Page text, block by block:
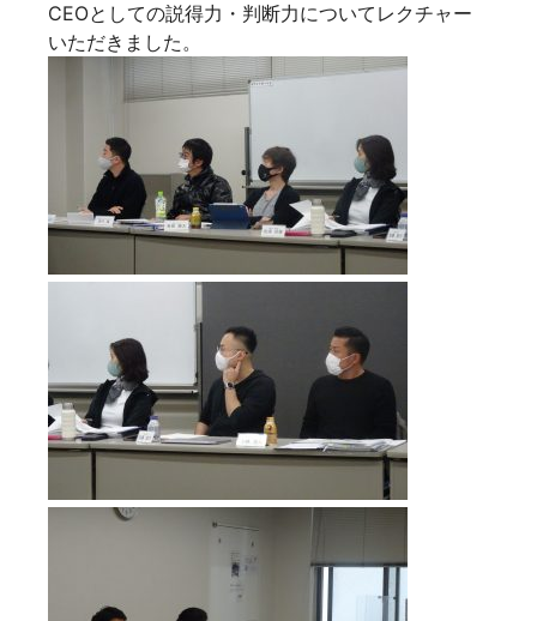
CEOとしての説得力・判断力についてレクチャー
いただきました。